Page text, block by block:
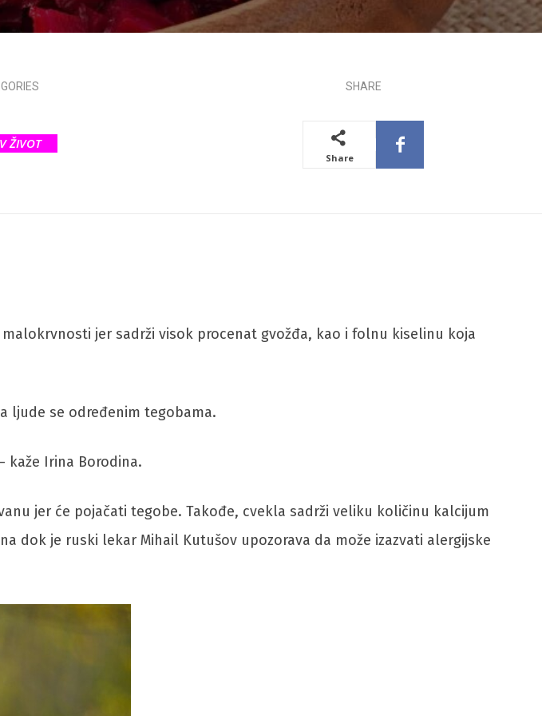
ŽIVOT
SHARE
Share
jer sadrži visok procenat gvožđa, kao i folnu kiselinu koja
ljude se određenim tegobama.
kaže Irina Borodina.
jer će pojačati tegobe. Takođe, cvekla sadrži veliku količinu kalcijum
dok je ruski lekar Mihail Kutušov upozorava da može izazvati alergijske